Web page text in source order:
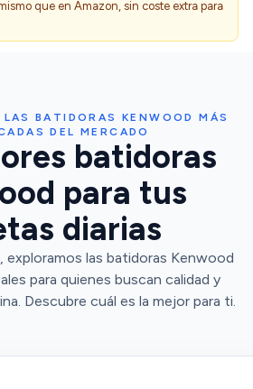
que en Amazon, sin coste extra para
BATIDORAS KENWOOD MÁS
DEL MERCADO
batidoras
para tus
diarias
exploramos las batidoras Kenwood
para quienes buscan calidad y
Descubre cuál es la mejor para ti.